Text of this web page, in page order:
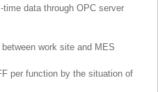
data through OPC server
work site and MES
per function by the situation of